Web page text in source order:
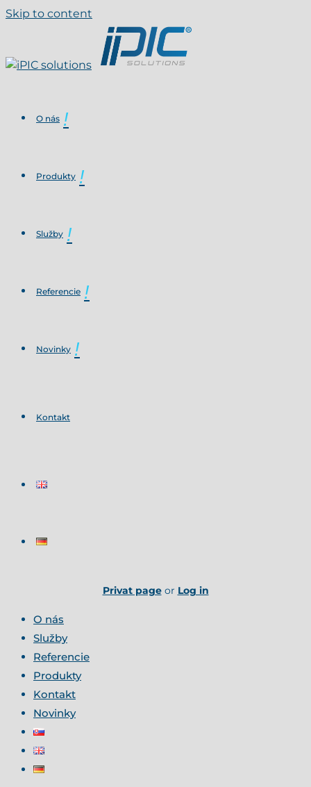
Skip to content
O nás
Produkty
Služby
Referencie
Novinky
Kontakt
Privat pageor Log in
O nás
Služby
Referencie
Produkty
Kontakt
Novinky